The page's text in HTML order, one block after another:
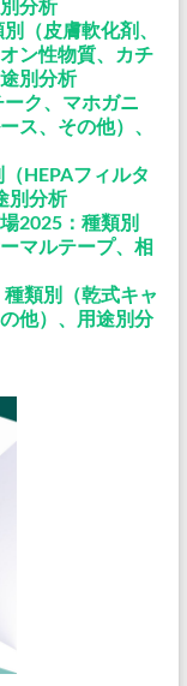
分析
（皮膚軟化剤、
ン性物質、カチ
別分析
ク、マホガニ
ス、その他）、
HEPAフィルタ
別分析
2025：種類別
マルテープ、相
類別（乾式キャ
他）、用途別分